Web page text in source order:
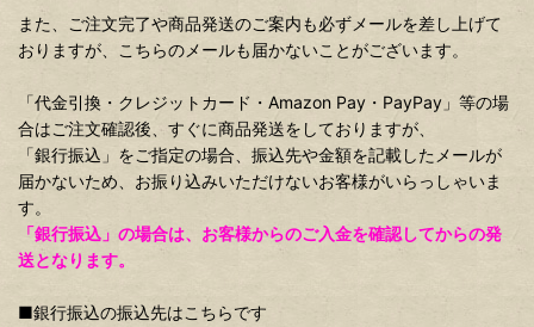
また、ご注文完了や商品発送のご案内も必ずメールを差し上げて
おりますが、こちらのメールも届かないことがございます。
「代金引換・クレジットカード・Amazon Pay・PayPay」等の場
合はご注文確認後、すぐに商品発送をしておりますが、
「銀行振込」をご指定の場合、振込先や金額を記載したメールが
届かないため、お振り込みいただけないお客様がいらっしゃいま
す。
「銀行振込」の場合は、お客様からのご入金を確認してからの発
送となります。
■銀行振込の振込先はこちらです